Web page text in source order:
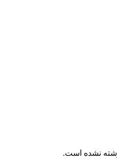
نشده است.